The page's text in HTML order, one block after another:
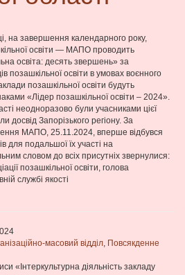
на завершення календарного року,
освіти — МАПО проводить
освіта: десять звершень» за
позашкільної освіти в умовах воєнного
позашкільної освіти будуть
«Лідер позашкільної освіти – 2024».
неодноразово були учасниками цієї
досвід Запорізького регіону. За
МАПО, 25.11.2024, вперше відбувся
для подальшої їх участі на
словом до всіх присутніх звернулися:
позашкільної освіти, голова
службі якості
масовий відділ, Повсякденне
«Інтеркультурна діяльність закладу